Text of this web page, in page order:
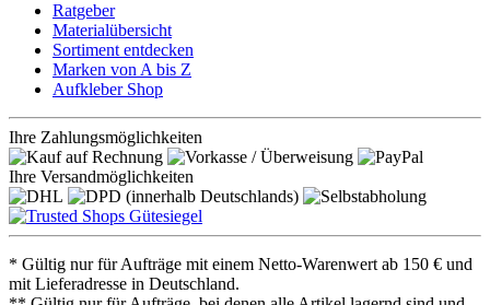
Ratgeber
Materialübersicht
Sortiment entdecken
Marken von A bis Z
Aufkleber Shop
Ihre Zahlungsmöglichkeiten
Ihre Versandmöglichkeiten
* Gültig nur für Aufträge mit einem Netto-Warenwert ab 150 € und
mit Lieferadresse in Deutschland.